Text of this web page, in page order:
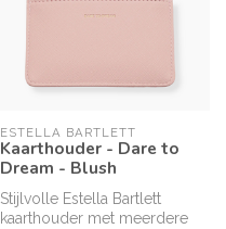
ESTELLA BARTLETT
Kaarthouder - Dare to
Dream - Blush
Stijlvolle Estella Bartlett
kaarthouder met meerdere